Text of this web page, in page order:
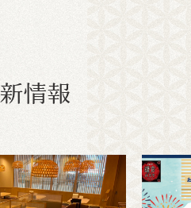
新情報